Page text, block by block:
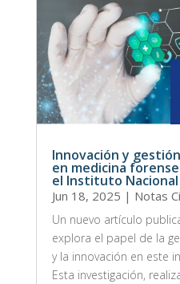
Innovación y
en medicina
el Instituto Nacional
Jun 18, 2025 | Notas
Un nuevo artículo
explora el papel de la
y la innovación en este
Esta investigación,